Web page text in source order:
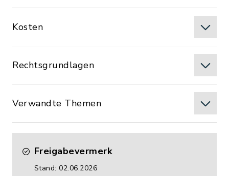
Kosten
Rechtsgrundlagen
Verwandte Themen
Freigabevermerk
Stand: 02.06.2026